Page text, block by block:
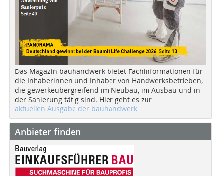
Das Magazin bauhandwerk bietet Fachinformationen für
die Inhaberinnen und Inhaber von Handwerksbetrieben,
die gewerkeübergreifend im Neubau, im Ausbau und in
der Sanierung tätig sind. Hier geht es zur
aktuellen Ausgabe der bauhandwerk
Anbieter finden